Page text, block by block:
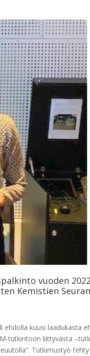
vuoden 2022
Kemistien Seuran
kuusi laadukasta
tutkintoon liittyvästä
Tutkimustyö tehty